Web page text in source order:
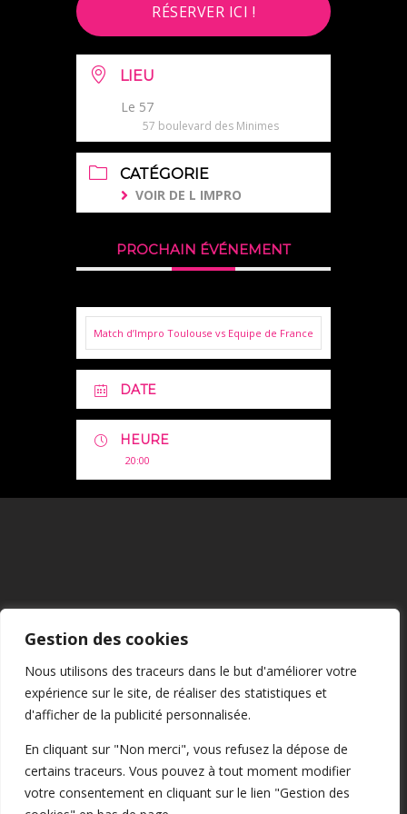
Gestion des cookies
Nous utilisons des traceurs dans le but d'améliorer votre
expérience sur le site, de réaliser des statistiques et
d'afficher de la publicité personnalisée.
En cliquant sur "Non merci", vous refusez la dépose de
certains traceurs. Vous pouvez à tout moment modifier
votre consentement en cliquant sur le lien "Gestion des
RÉSERVER ICI !
LIEU
Le 57
57 boulevard des Minimes
CATÉGORIE
VOIR DE L IMPRO
PROCHAIN ÉVÉNEMENT
Match d’Impro Toulouse vs Equipe de France
DATE
HEURE
20:00
CGU
Confidentialité
Cookies